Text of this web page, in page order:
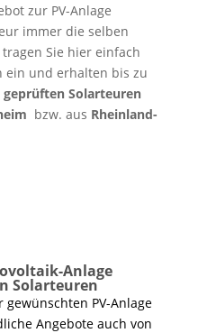
zur PV-Anlage
immer die selben
Sie hier einfach
ein und erhalten bis zu
geprüften Solarteuren
bzw. aus Rheinland-
Anlage
Solarteuren
gewünschten PV-Anlage
Angebote auch von